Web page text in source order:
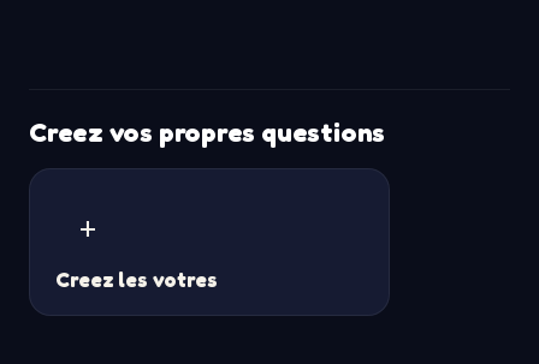
Creez vos propres questions
+
Creez les votres